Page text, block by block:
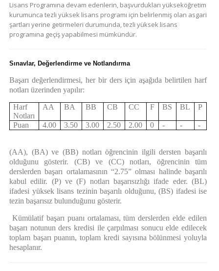
Lisans Programına devam edenlerin, başvurdukları yükseköğretim
kurumunca tezli yüksek lisans programı için belirlenmiş olan asgari
şartları yerine getirmeleri durumunda, tezli yüksek lisans
programına geçiş yapabilmesi mümkündür.
Sınavlar, Değerlendirme ve Notlandırma
Başarı değerlendirmesi, her bir ders için aşağıda belirtilen harf
notları üzerinden yapılır:
Harf
Notları
AA BA BB CB CC F BS BL P
Puan 4.00 3.50 3.00 2.50 2.00 0 - - -
(AA), (BA) ve (BB) notları öğrencinin ilgili dersten başarılı
olduğunu gösterir. (CB) ve (CC) notları, öğrencinin tüm
derslerden başarı ortalamasının “2.75” olması halinde başarılı
kabul edilir. (P) ve (F) notları başarısızlığı ifade eder. (BL)
ifadesi yüksek lisans tezinin başarılı olduğunu, (BS) ifadesi ise
tezin başarısız bulunduğunu gösterir.
Kümülatif başarı puanı ortalaması, tüm derslerden elde edilen
başarı notunun ders kredisi ile çarpılması sonucu elde edilecek
toplam başarı puanın, toplam kredi sayısına bölünmesi yoluyla
hesaplanır.